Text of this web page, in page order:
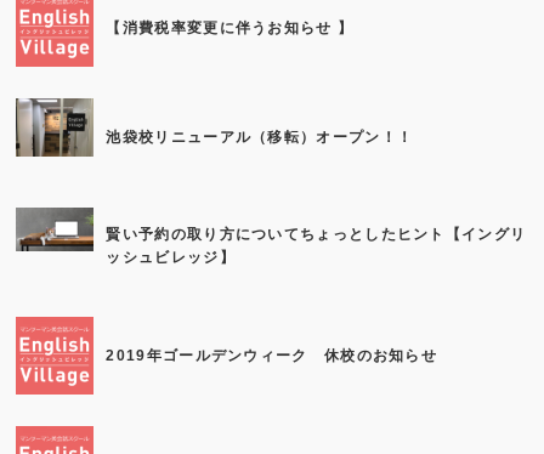
【消費税率変更に伴うお知らせ 】
池袋校リニューアル（移転）オープン！！
賢い予約の取り方についてちょっとしたヒント【イングリ
ッシュビレッジ】
2019年ゴールデンウィーク 休校のお知らせ